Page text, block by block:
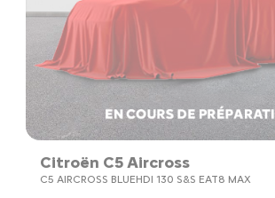
Citroën C5 Aircross
C5 AIRCROSS BLUEHDI 130 S&S EAT8 MAX